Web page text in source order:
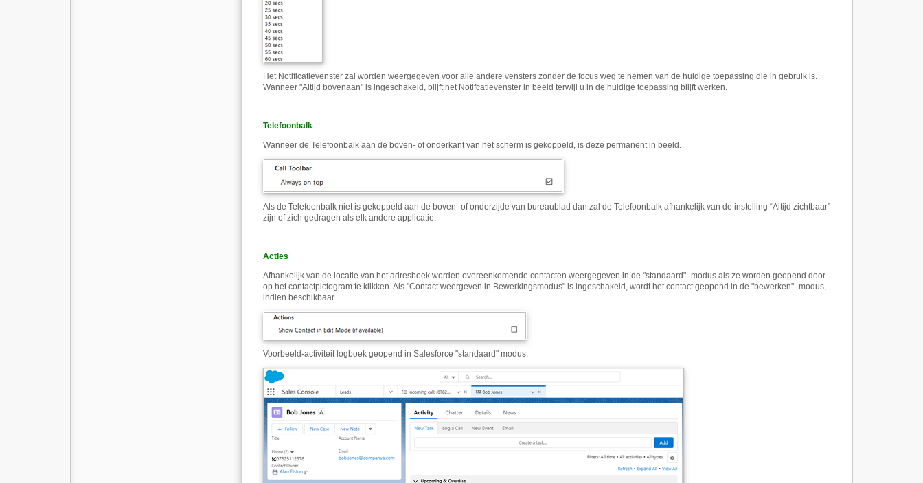
Het Notificatievenster zal worden weergegeven voor alle andere vensters zonder de focus weg te nemen van de huidige toepassing die in gebruik is.
Wanneer "Altijd bovenaan" is ingeschakeld, blijft het Notifcatievenster in beeld terwijl u in de huidige toepassing blijft werken.
Telefoonbalk
Wanneer de Telefoonbalk aan de boven- of onderkant van het scherm is gekoppeld, is deze permanent in beeld.
Als de Telefoonbalk niet is gekoppeld aan de boven- of onderzijde van bureaublad dan zal de Telefoonbalk afhankelijk van de instelling “Altijd zichtbaar”
zijn of zich gedragen als elk andere applicatie.
Acties
Afhankelijk van de locatie van het adresboek worden overeenkomende contacten weergegeven in de "standaard" -modus als ze worden geopend door
op het contactpictogram te klikken. Als "Contact weergeven in Bewerkingsmodus" is ingeschakeld, wordt het contact geopend in de "bewerken" -modus,
indien beschikbaar.
Voorbeeld-activiteit logboek geopend in Salesforce "standaard" modus: